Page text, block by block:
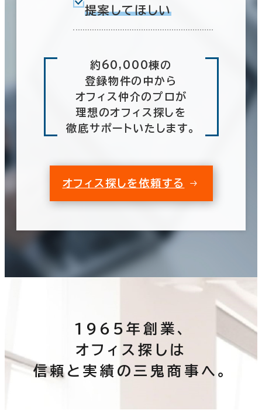
提案してほしい
約60,000棟の
登録物件の中から
オフィス仲介のプロが
理想のオフィス探しを
徹底サポートいたします。
オフィス探しを依頼する
1965年創業、
オフィス探しは
信頼と実績の三鬼商事へ。